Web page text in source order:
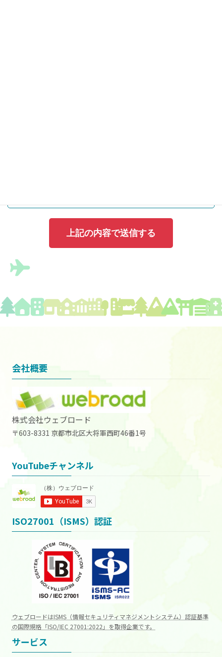
会社概要
株式会社ウェブロード
〒603-8331 京都市北区大将軍西町46番1号
YouTubeチャンネル
ISO27001（ISMS）認証
ウェブロードはISMS（情報セキュリティマネジメントシステム）認証基準
の国際規格「ISO/IEC 27001:2022」を取得企業です。
サービス